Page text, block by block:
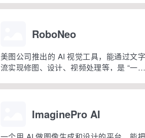
陀罗、节日等主题，适合各个年龄段的人
RoboNeo
美图公司推出的 AI 视觉工具，能通过文
流实现修图、设计、视频处理等，是 “一站
ImaginePro AI